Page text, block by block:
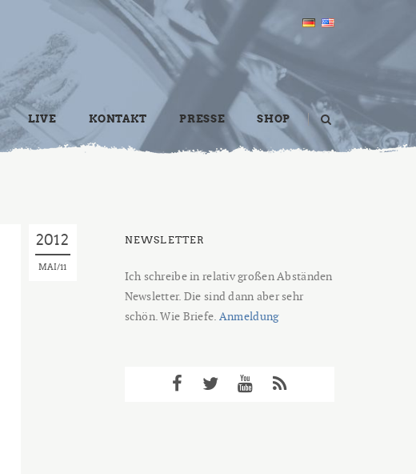
LIVE KONTAKT PRESSE SHOP
2012
MAI 11
NEWSLETTER
Ich schreibe in relativ großen Abständen
Newsletter. Die sind dann aber sehr
schön. Wie Briefe. Anmeldung